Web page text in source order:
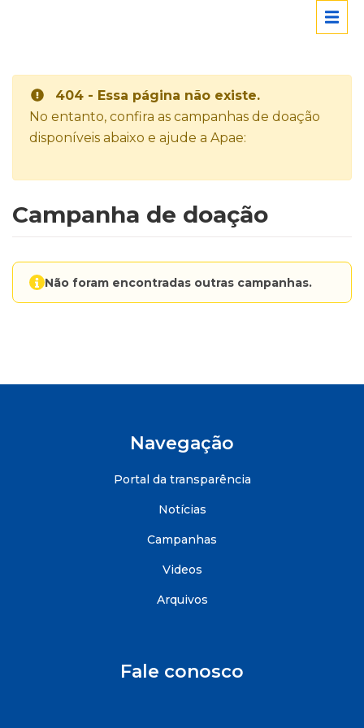
404 - Essa página não existe.
No entanto, confira as campanhas de doação
disponíveis abaixo e ajude a Apae:
Campanha de doação
Não foram encontradas outras campanhas.
Navegação
Portal da transparência
Notícias
Campanhas
Videos
Arquivos
Fale conosco